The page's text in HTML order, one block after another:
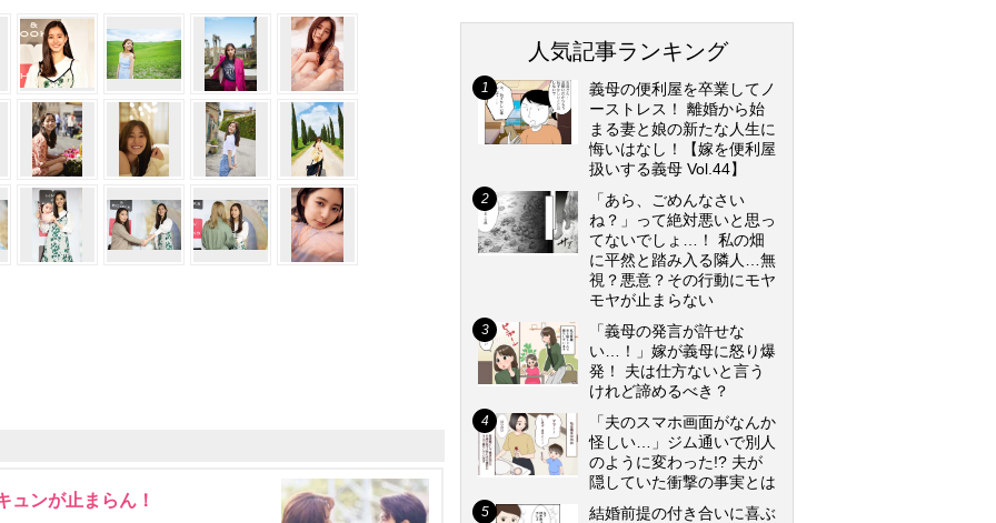
ュンが止まらん！
人気記事ランキング
義母の便利屋を卒業してノ
ーストレス！ 離婚から始
まる妻と娘の新たな人生に
悔いはなし！【嫁を便利屋
扱いする義母 Vol.44】
「あら、ごめんなさい
ね？」って絶対悪いと思っ
てないでしょ…！ 私の畑
に平然と踏み入る隣人…無
視？悪意？その行動にモヤ
モヤが止まらない
「義母の発言が許せな
い…！」嫁が義母に怒り爆
発！ 夫は仕方ないと言う
けれど諦めるべき？
「夫のスマホ画面がなんか
怪しい…」ジム通いで別人
のように変わった!? 夫が
隠していた衝撃の事実とは
結婚前提の付き合いに喜ぶ